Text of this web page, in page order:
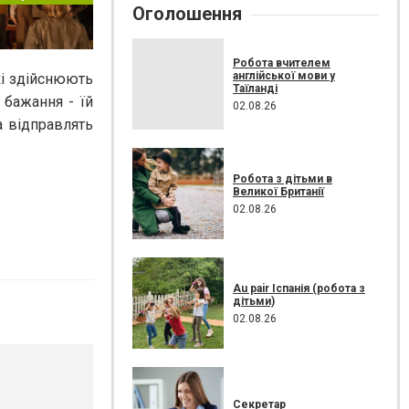
здійснюють
бажання - їй
відправлять
Оголошення
Робота вчителем
англійської мови у
Таїланді
02.08.26
Робота з дітьми в
Великої Британії
02.08.26
Au pair Іспанія (робота з
дітьми)
02.08.26
Секретар